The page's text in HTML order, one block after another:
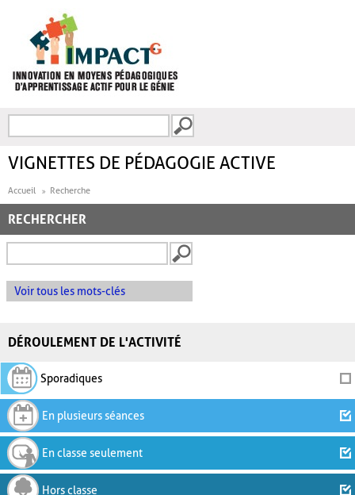
FORMULAIRE DE
VIGNETTES DE PÉDAGOGIE ACTIVE
Accueil Recherche
RECHERCHER
Voir tous les mots-clés
DÉROULEMENT DE L'ACTIVITÉ
Sporadiques
En plusieurs séances
En classe seulement
Hors classe